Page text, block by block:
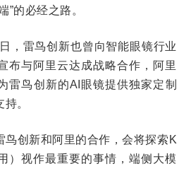
”的必经之路。
，雷鸟创新也曾向智能眼镜行业
布与阿里云达成战略合作，阿里
雷鸟创新的AI眼镜提供独家定制
。
鸟创新和阿里的合作，会将探索K
）视作最重要的事情，端侧大模